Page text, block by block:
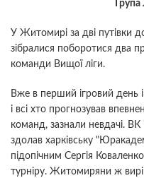
У Житомирі за дві путівки
зібралися поборотися два
команди Вищої ліги.
Вже в перший ігровий день
і всі хто прогнозував
команд, зазнали невдачі.
здолав харківську
підопічним Сергія
турніру. Житомиряни ж